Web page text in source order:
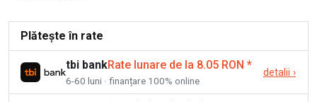
Plătește în rate
tbi bankRate lunare de la 8.05 RON *
6-60 luni · finanțare 100% online
detalii ›